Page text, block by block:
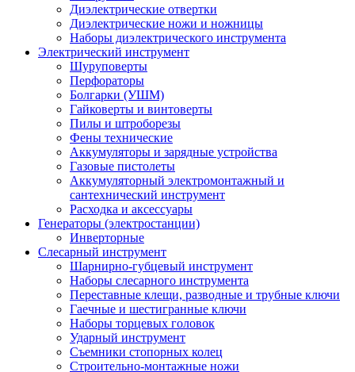
Диэлектрические отвертки
Диэлектрические ножи и ножницы
Наборы диэлектрического инструмента
Электрический инструмент
Шуруповерты
Перфораторы
Болгарки (УШМ)
Гайковерты и винтоверты
Пилы и штроборезы
Фены технические
Аккумуляторы и зарядные устройства
Газовые пистолеты
Аккумуляторный электромонтажный и
сантехнический инструмент
Расходка и аксессуары
Генераторы (электростанции)
Инверторные
Слесарный инструмент
Шарнирно-губцевый инструмент
Наборы слесарного инструмента
Переставные клещи, разводные и трубные ключи
Гаечные и шестигранные ключи
Наборы торцевых головок
Ударный инструмент
Съемники стопорных колец
Строительно-монтажные ножи